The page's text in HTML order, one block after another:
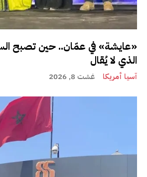
«عايشة» في عمّان.. حين تصبح
الذي لا يُقال
آسيا أمريكا غشت 8, 2026